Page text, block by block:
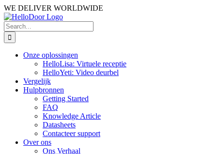
Skip
to
content
WE DELIVER WORLDWIDE
Search
for:
Onze oplossingen
HelloLisa: Virtuele receptie
HelloYeti: Video deurbel
Vergelijk
Hulpbronnen
Getting Started
FAQ
Knowledge Article
Datasheets
Contacteer support
Over ons
Ons Verhaal